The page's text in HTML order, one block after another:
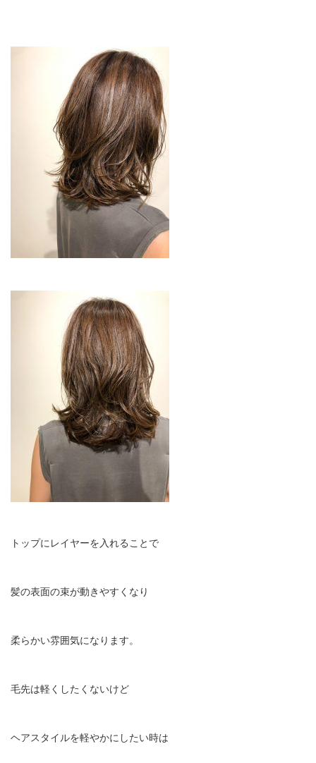
トップにレイヤーを入れることで
髪の表面の束が動きやすくなり
柔らかい雰囲気になります。
毛先は軽くしたくないけど
ヘアスタイルを軽やかにしたい時は